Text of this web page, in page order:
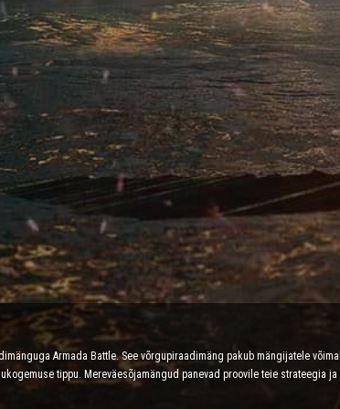
Armada Battle. See võrgupiraadimäng pakub mängijatele
tippu. Mereväesõjamängud panevad proovile teie strateegia